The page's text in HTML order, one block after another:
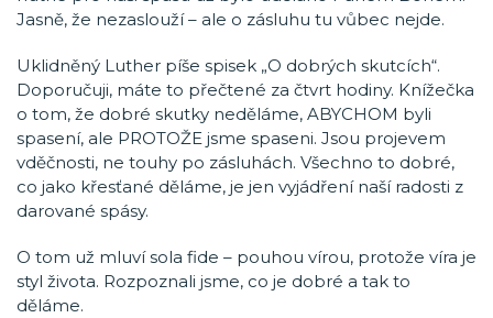
Jasně, že nezaslouží – ale o zásluhu tu vůbec nejde.
Uklidněný Luther píše spisek „O dobrých skutcích“.
Doporučuji, máte to přečtené za čtvrt hodiny. Knížečka
o tom, že dobré skutky neděláme, ABYCHOM byli
spasení, ale PROTOŽE jsme spaseni. Jsou projevem
vděčnosti, ne touhy po zásluhách. Všechno to dobré,
co jako křesťané děláme, je jen vyjádření naší radosti z
darované spásy.
O tom už mluví sola fide – pouhou vírou, protože víra je
styl života. Rozpoznali jsme, co je dobré a tak to
děláme.